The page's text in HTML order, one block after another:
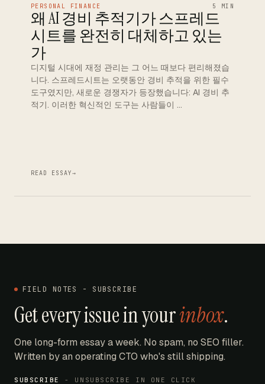
PERSONAL FINANCE 5 MIN
왜 AI 경비 추적기가 스프레드
시트를 완전히 대체하고 있는
가
디지털 시대에 재정 관리는 그 어느 때보다 편리해졌습
니다. 스프레드시트는 오랫동안 경비 추적을 위한 필수
도구였지만, 새로운 경쟁자가 등장했습니다: AI 경비 추
적기. 이러한 혁신적인 도구는 사람들이 …
READ ESSAY→
FIELD NOTES - SUBSCRIBE
Get every issue in yourinbox.
One long-form essay a week. No spam, no SEO filler.
Written by an operating CTO who's still shipping.
SUBSCRIBE - UNSUBSCRIBE IN ONE CLICK